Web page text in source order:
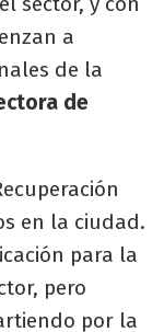
a
de la
de
en la ciudad.
para la
pero
por la